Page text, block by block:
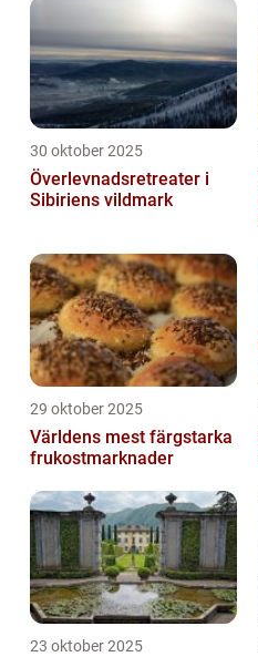
30 oktober 2025
Överlevnadsretreater i
Sibiriens vildmark
29 oktober 2025
Världens mest färgstarka
frukostmarknader
23 oktober 2025